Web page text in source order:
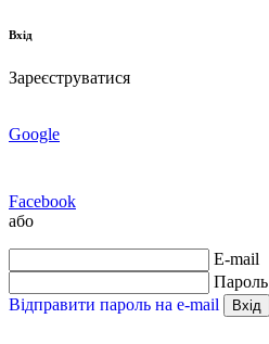
Вхід
Зареєструватися
Google
Facebook
або
E-mail
Пароль
Відправити пароль на e-mail
Вхід